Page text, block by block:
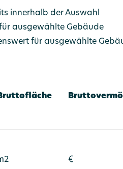
innerhalb der Auswahl
ausgewählte Gebäude
für ausgewählte
€